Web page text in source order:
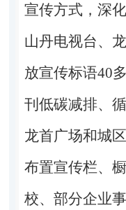
宣传方式，深
山丹电视台、
放宣传标语40
刊低碳减排、
龙首广场和城
布置宣传栏、
校、部分企业